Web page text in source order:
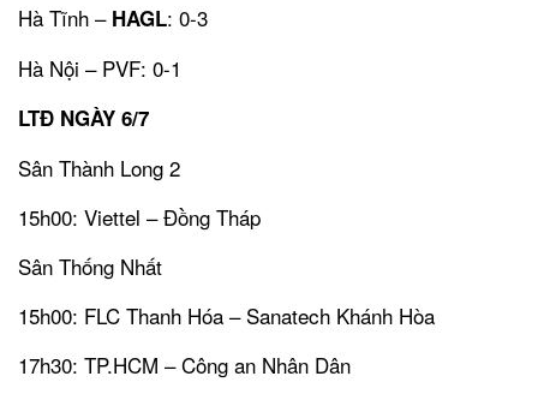
Hà Tĩnh – HAGL: 0-3
Hà Nội – PVF: 0-1
LTĐ NGÀY 6/7
Sân Thành Long 2
15h00: Viettel – Đồng Tháp
Sân Thống Nhất
15h00: FLC Thanh Hóa – Sanatech Khánh Hòa
17h30: TP.HCM – Công an Nhân Dân